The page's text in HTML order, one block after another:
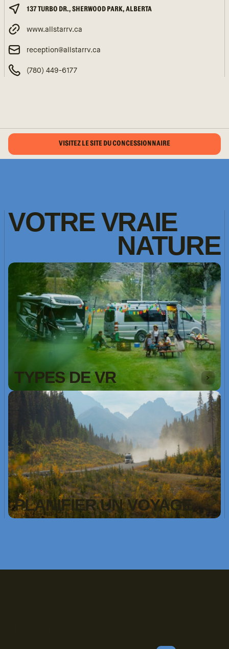
137 TURBO DR., SHERWOOD PARK, ALBERTA
www.allstarrv.ca
reception@allstarrv.ca
(780) 449-6177
VISITEZ LE SITE DU CONCESSIONNAIRE
VOTRE VRAIE
NATURE
TYPES DE VR
PLANIFIER UN VOYAGE